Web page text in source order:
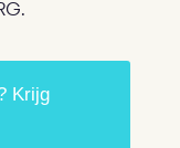
Krijg